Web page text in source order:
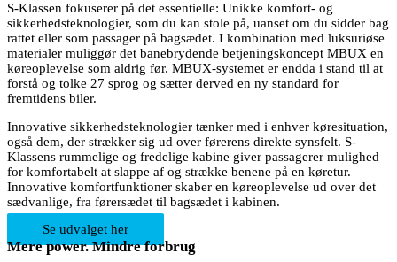
S-Klassen fokuserer på det essentielle: Unikke komfort- og
sikkerhedsteknologier, som du kan stole på, uanset om du sidder bag
rattet eller som passager på bagsædet. I kombination med luksuriøse
materialer muliggør det banebrydende betjeningskoncept MBUX en
køreoplevelse som aldrig før. MBUX-systemet er endda i stand til at
forstå og tolke 27 sprog og sætter derved en ny standard for
fremtidens biler.
Innovative sikkerhedsteknologier tænker med i enhver køresituation,
også dem, der strækker sig ud over førerens direkte synsfelt. S-
Klassens rummelige og fredelige kabine giver passagerer mulighed
for komfortabelt at slappe af og strække benene på en køretur.
Innovative komfortfunktioner skaber en køreoplevelse ud over det
sædvanlige, fra førersædet til bagsædet i kabinen.
Se udvalget her
Mere power. Mindre forbrug